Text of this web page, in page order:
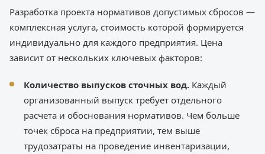
Разработка проекта нормативов допустимых сбросов —
комплексная услуга, стоимость которой формируется
индивидуально для каждого предприятия. Цена
зависит от нескольких ключевых факторов:
Количество выпусков сточных вод. Каждый
организованный выпуск требует отдельного
расчета и обоснования нормативов. Чем больше
точек сброса на предприятии, тем выше
трудозатраты на проведение инвентаризации,